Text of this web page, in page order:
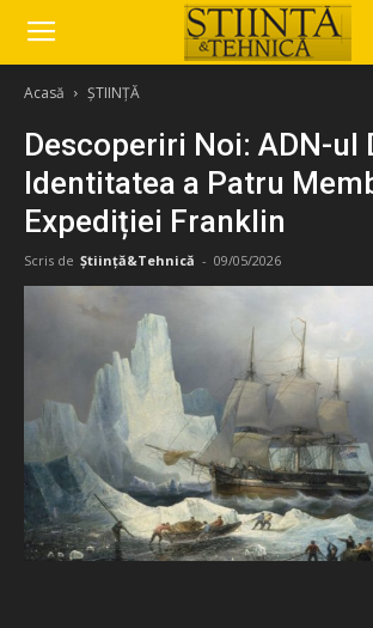
Acasă ȘTIINȚĂ
Descoperiri Noi: ADN-ul
Identitatea a Patru
Expediției Franklin
Scris de Știință&Tehnică - 09/05/2026